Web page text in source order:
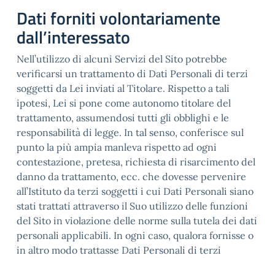
Dati forniti volontariamente
dall’interessato
Nell’utilizzo di alcuni Servizi del Sito potrebbe
verificarsi un trattamento di Dati Personali di terzi
soggetti da Lei inviati al Titolare. Rispetto a tali
ipotesi, Lei si pone come autonomo titolare del
trattamento, assumendosi tutti gli obblighi e le
responsabilità di legge. In tal senso, conferisce sul
punto la più ampia manleva rispetto ad ogni
contestazione, pretesa, richiesta di risarcimento del
danno da trattamento, ecc. che dovesse pervenire
all’Istituto da terzi soggetti i cui Dati Personali siano
stati trattati attraverso il Suo utilizzo delle funzioni
del Sito in violazione delle norme sulla tutela dei dati
personali applicabili. In ogni caso, qualora fornisse o
in altro modo trattasse Dati Personali di terzi